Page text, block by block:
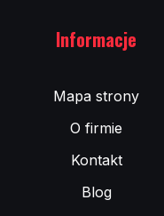
Informacje
Mapa strony
O firmie
Kontakt
Blog